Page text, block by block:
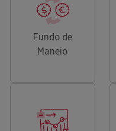
Fundo de
Maneio